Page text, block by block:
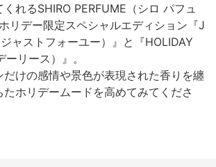
れるSHIRO PERFUME（シロ パフュ
リデー限定スペシャルエディション『J
ャストフォーユー）』と『HOLIDAY
リース）』。
けの感情や景色が表現された香りを纏
ホリデームードを高めてみてくださ